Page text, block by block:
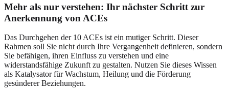
Mehr als nur verstehen: Ihr nächster Schritt zur
Anerkennung von ACEs
Das Durchgehen der 10 ACEs ist ein mutiger Schritt. Dieser
Rahmen soll Sie nicht durch Ihre Vergangenheit definieren, sondern
Sie befähigen, ihren Einfluss zu verstehen und eine
widerstandsfähige Zukunft zu gestalten. Nutzen Sie dieses Wissen
als Katalysator für Wachstum, Heilung und die Förderung
gesünderer Beziehungen.